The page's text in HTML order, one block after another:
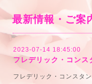
最新情報・ご案
2023-07-14 18:45:00
フレデリック・コン
フレデリック・コンスタ